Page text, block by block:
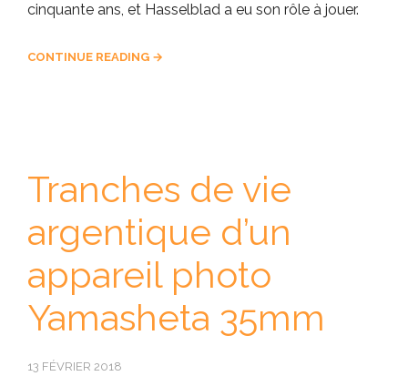
cinquante ans, et Hasselblad a eu son rôle à jouer.
CONTINUE READING →
Tranches de vie
argentique d’un
appareil photo
Yamasheta 35mm
13 FÉVRIER 2018